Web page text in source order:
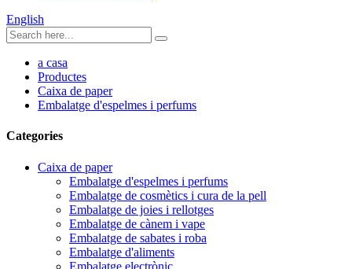
English
a casa
Productes
Caixa de paper
Embalatge d'espelmes i perfums
Categories
Caixa de paper
Embalatge d'espelmes i perfums
Embalatge de cosmètics i cura de la pell
Embalatge de joies i rellotges
Embalatge de cànem i vape
Embalatge de sabates i roba
Embalatge d'aliments
Embalatge electrònic